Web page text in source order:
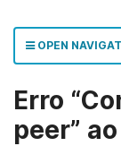
OPEN
Erro
peer”